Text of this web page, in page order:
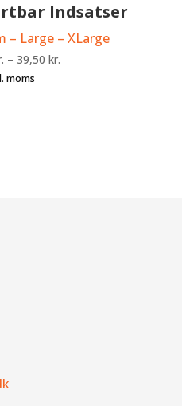
Indsatser
– Large – XLarge
– 39,50 kr.